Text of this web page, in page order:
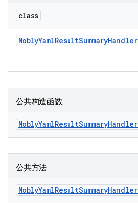
class
MoblyYamlResultSummaryHandler
公共构造函数
MoblyYamlResultSummaryHandler
公共方法
MoblyYamlResultSummaryHandler